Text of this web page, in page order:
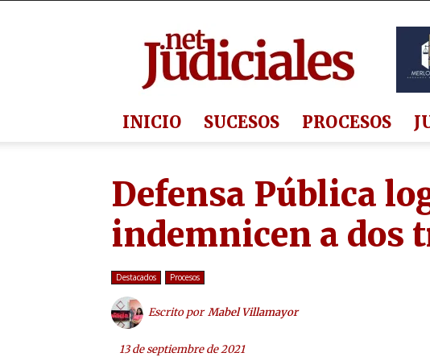
INICIO SUCESOS PROCESOS
Defensa Pública
indemnicen a dos
Destacados Procesos
Escrito por Mabel Villamayor
13 de septiembre de 2021